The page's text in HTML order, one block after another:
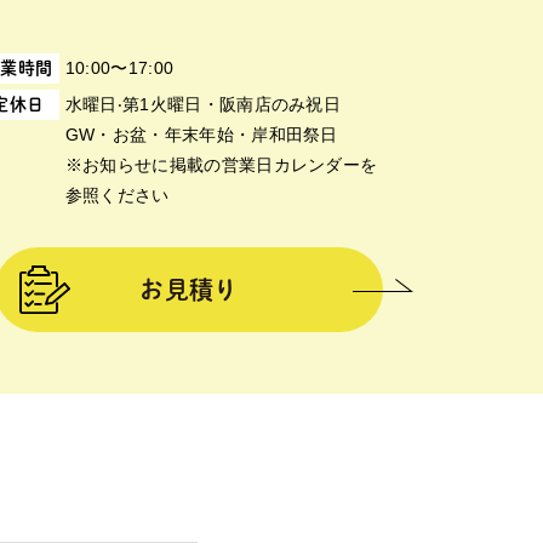
時間 10:00〜17:00
休日
⽔曜⽇‧第1⽕曜⽇・阪南店のみ祝日
GW・お盆・年末年始・岸和田祭日
※お知らせに掲載の営業日カレンダーを
参照ください
お見積り